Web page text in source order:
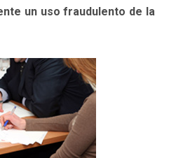
un uso fraudulento de la